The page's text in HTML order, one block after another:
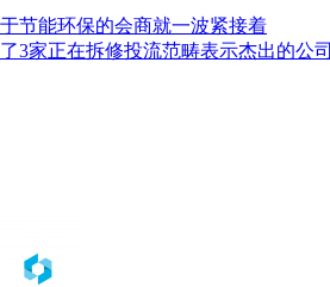
节能环保的会商就一波紧接着
3家正在拆修投流范畴表示杰出的公司